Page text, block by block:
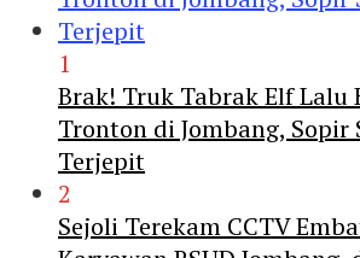
1
Brak! Truk Tabrak Elf Lalu
Tronton di Jombang, Sopir
Terjepit
2
Sejoli Terekam CCTV